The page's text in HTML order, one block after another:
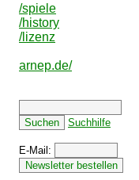
/spiele
/history
/lizenz
arnep.de/
Suchhilfe
E-Mail: